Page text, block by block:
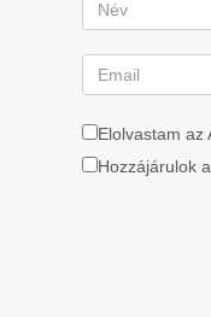
Elolvastam az
Hozzájárulok